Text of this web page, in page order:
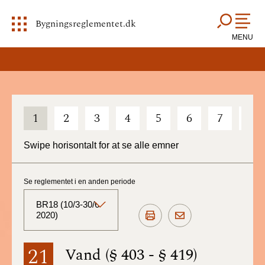
Bygningsreglementet.dk
MENU
1 2 3 4 5 6 7
Swipe horisontalt for at se alle emner
21 Vand (§ 403 - § 419)
Se reglementet i en anden periode
BR18 (10/3-30/6
2020)
BR18 (Aktuelt)